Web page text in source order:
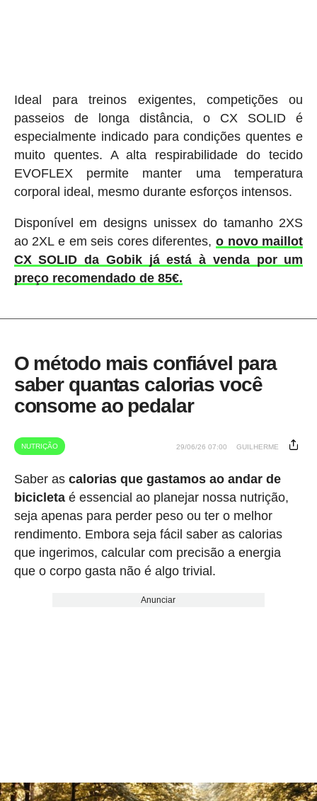
Ideal para treinos exigentes, competições ou
passeios de longa distância, o CX SOLID é
especialmente indicado para condições quentes e
muito quentes. A alta respirabilidade do tecido
EVOFLEX permite manter uma temperatura
corporal ideal, mesmo durante esforços intensos.
Disponível em designs unissex do tamanho 2XS
ao 2XL e em seis cores diferentes,o novo maillot
CX SOLID da Gobik já está à venda por um
preço recomendado de 85€.
O método mais confiável para
saber quantas calorias você
consome ao pedalar
NUTRIÇÃO 29/06/26 07:00 GUILHERME
Saber as calorias que gastamos ao andar de
bicicletaé essencial ao planejar nossa nutrição,
seja apenas para perder peso ou ter o melhor
rendimento. Embora seja fácil saber as calorias
que ingerimos, calcular com precisão a energia
que o corpo gasta não é algo trivial.
Anunciar